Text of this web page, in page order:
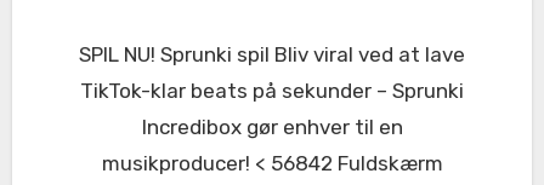
SPIL NU! Sprunki spil Bliv viral ved at lave
TikTok-klar beats på sekunder – Sprunki
Incredibox gør enhver til en
musikproducer! < 56842 Fuldskærm